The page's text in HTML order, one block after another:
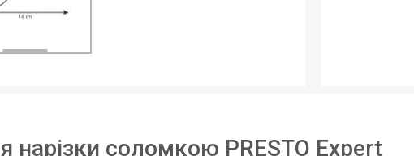
нарізки соломкою PRESTO Expert